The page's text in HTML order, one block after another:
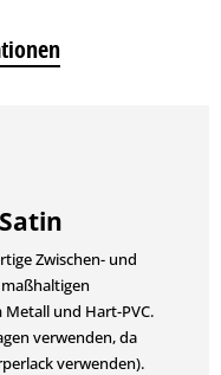
Zwischen- und
und Hart-PVC.
verwenden, da
verwenden).